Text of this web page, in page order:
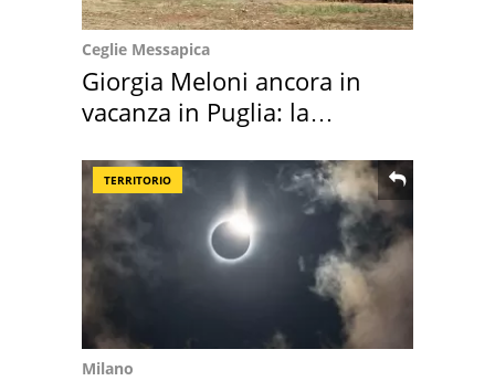
Ceglie Messapica
Giorgia Meloni ancora in
vacanza in Puglia: la
TERRITORIO
Milano